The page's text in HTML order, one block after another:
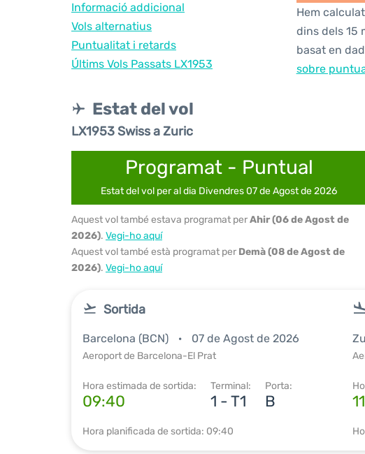
Informació addicional
Vols alternatius
Puntualitat i retards
Últims Vols Passats LX1953
Hem
dins dels 15
basat en
sobre
Estat del vol
LX1953 Swiss a Zuric
Programat - Puntual
Estat del vol per al dia Divendres 07 de Agost de 2026
Aquest vol també estava programat perAhir (06 de Agost de
2026). Vegi-ho aquí
Aquest vol també està programat per Demà (08 de Agost de
2026). Vegi-ho aquí
Sortida
Barcelona (BCN) 07 de Agost de 2026
Aeroport de Barcelona-El Prat
Hora estimada de sortida:
09:40
Terminal:
1 - T1
Porta:
B
Hora planificada de sortida: 09:40